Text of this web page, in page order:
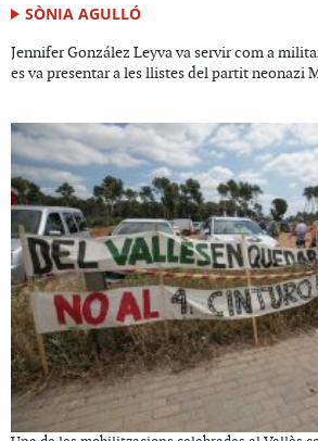
SÒNIA AGULLÓ
Jennifer González Leyva va servir com a
es va presentar a les llistes del partit neonazi